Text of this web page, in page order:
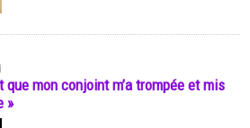
que mon conjoint m’a trompée et mis
»